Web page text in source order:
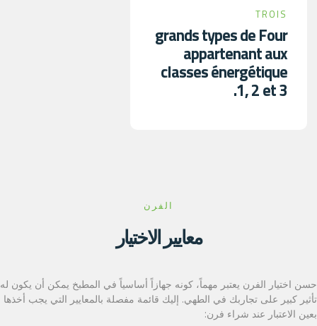
TROIS
grands types de Four
appartenant aux
classes énergétique
1, 2 et 3.
الفرن
معايير الاختيار
حسن اختيار الفرن يعتبر مهماً، كونه جهازاً أساسياً في المطبخ يمكن أن يكون له
تأثير كبير على تجاربك في الطهي. إليك قائمة مفصلة بالمعايير التي يجب أخذها
بعين الاعتبار عند شراء فرن: